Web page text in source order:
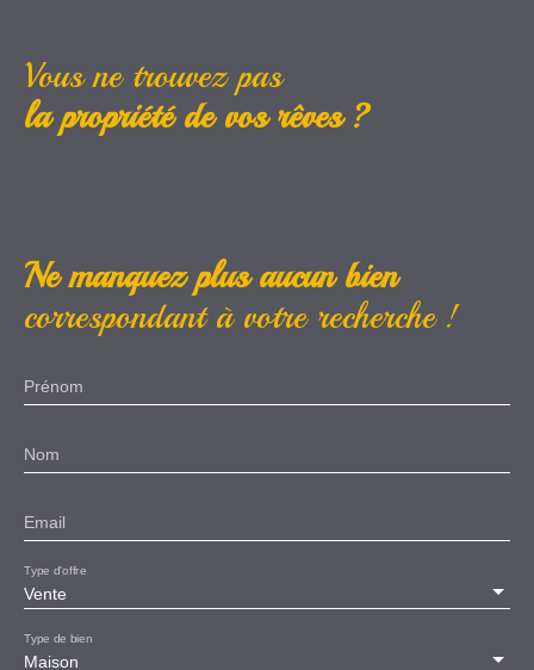
Vous ne trouvez pas
la propriété de vos rêves ?
Ne manquez plus aucun bien
correspondant à votre recherche !
Prénom
Nom
Email
Vente
Type d'offre
Maison
Type de bien